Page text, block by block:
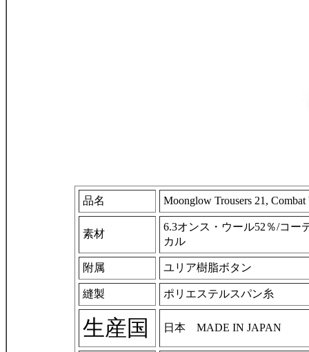
品名 Moonglow Trousers 21,
素材
6.3オンス・ウール52％/コー
カル
附属 ユリア樹脂ボタン
縫製 ポリエステルスパン糸
生産国 日本 MADE IN JAPAN